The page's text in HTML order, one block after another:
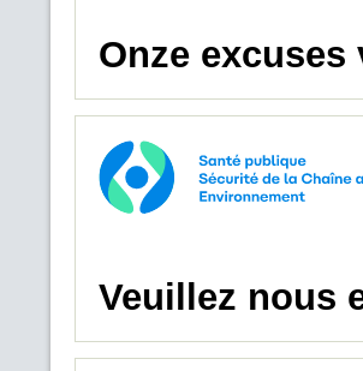
Onze
Veuillez nous